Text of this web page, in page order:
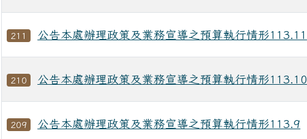
211 公告本處辦理政策及業務宣導之預算執行情形113.11
210 公告本處辦理政策及業務宣導之預算執行情形113.10
209 公告本處辦理政策及業務宣導之預算執行情形113.9